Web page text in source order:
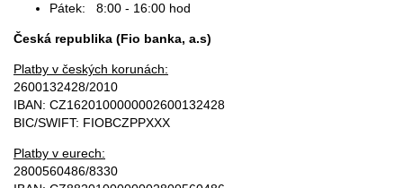
Pátek: 8:00 - 16:00 hod
Česká republika (Fio banka, a.s)
Platby v českých korunách:
2600132428/2010
IBAN: CZ1620100000002600132428
BIC/SWIFT: FIOBCZPPXXX
Platby v eurech:
2800560486/8330